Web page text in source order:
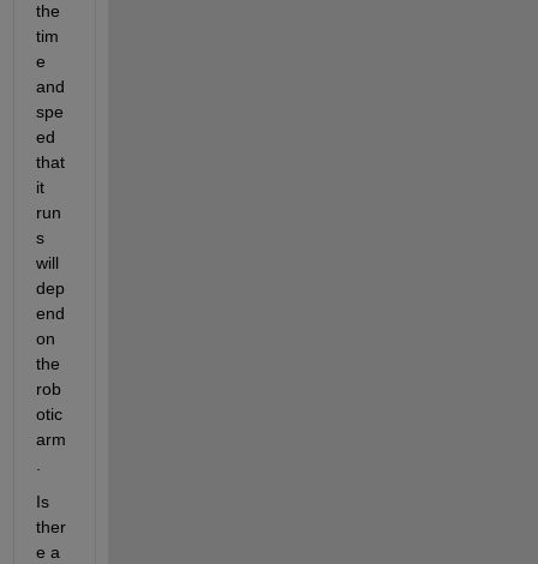
the
tim
e
and
spe
ed
that
it
run
s
will
dep
end
on
the
rob
otic
arm
Is
ther
e a